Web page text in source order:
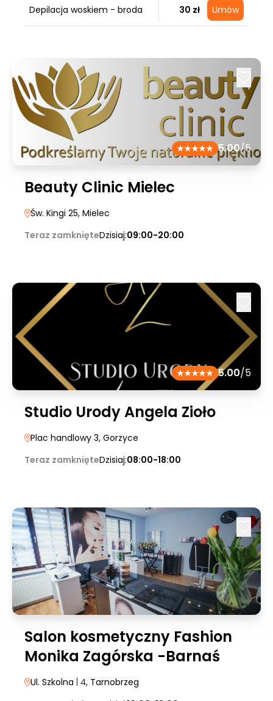
Depilacja woskiem - broda 30 zł Umów
5.00/5
Beauty Clinic Mielec
Św. Kingi 25, Mielec
Teraz zamknięteDzisiaj:09:00-20:00
5.00/5
Studio Urody Angela Zioło
Plac handlowy 3, Gorzyce
Teraz zamknięteDzisiaj:08:00-18:00
Salon kosmetyczny Fashion
Monika Zagórska -Barnaś
Ul. Szkolna | 4, Tarnobrzeg